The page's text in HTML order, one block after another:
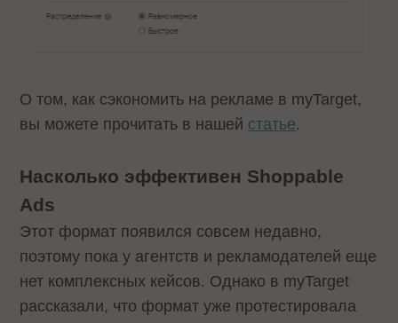
О том, как сэкономить на рекламе в myTarget,
вы можете прочитать в нашей статье.
Насколько эффективен Shoppable
Ads
Этот формат появился совсем недавно,
поэтому пока у агентств и рекламодателей еще
нет комплексных кейсов. Однако в myTarget
рассказали, что формат уже протестировала